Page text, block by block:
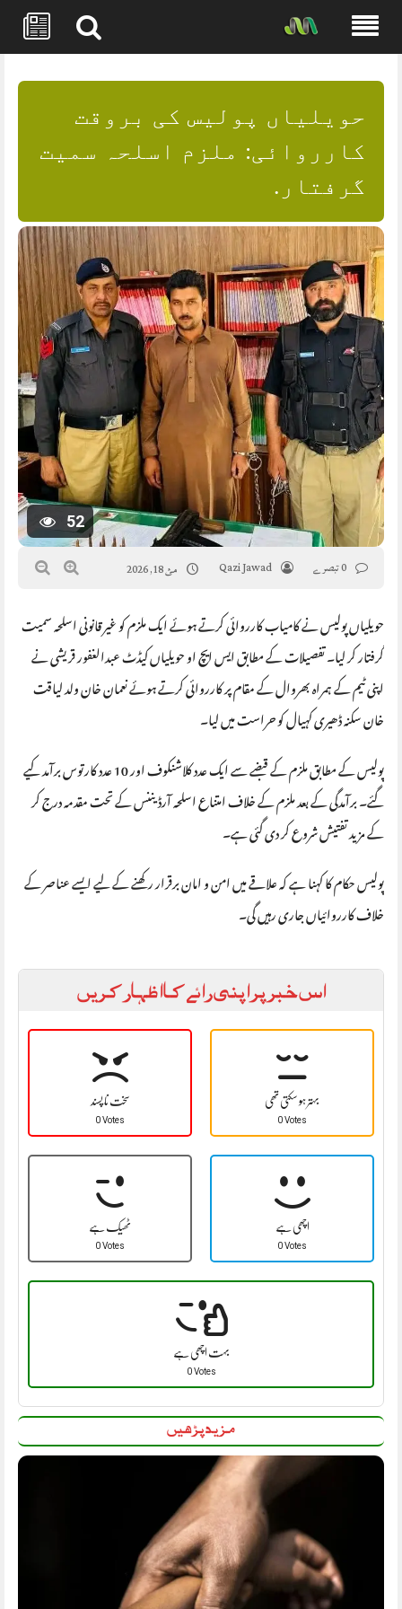
content
حویلیاں پولیس کی بروقت
کارروائی: ملزم اسلحہ سمیت
گرفتار.
52
Qazi Jawad مئ 18, 2026
حویلیاں پولیس نے کامیاب کارروائی کرتے ہوئے ایک ملزم کو غیر قانونی اسلحہ سمیت
گرفتار کر لیا۔ تفصیلات کے مطابق ایس ایچ او حویلیاں کیڈٹ عبدالغفور قریشی نے
اپنی ٹیم کے ہمراہ بھروال کے مقام پر کارروائی کرتے ہوئے نعمان خان ولد لیاقت
خان سکنہ ڈھیری کہیال کو حراست میں لیا۔
پولیس کے مطابق ملزم کے قبضے سے ایک عدد کلاشنکوف اور 10 عدد کارتوس برآمد کیے
گئے۔ برآمدگی کے بعد ملزم کے خلاف امتناع اسلحہ آرڈیننس کے تحت مقدمہ درج کر
کے مزید تفتیش شروع کر دی گئی ہے۔
پولیس حکام کا کہنا ہے کہ علاقے میں امن و امان برقرار رکھنے کے لیے ایسے عناصر کے
خلاف کارروائیاں جاری رہیں گی۔
اس خبر پر اپنی رائے کا اظہار کریں
سخت نا پسند
0 Votes
بہتر ہو سکتی تھی
0 Votes
ٹھیک ہے
0 Votes
اچھی ہے
0 Votes
بہت اچھی ہے
0 Votes
مزید پڑھیں